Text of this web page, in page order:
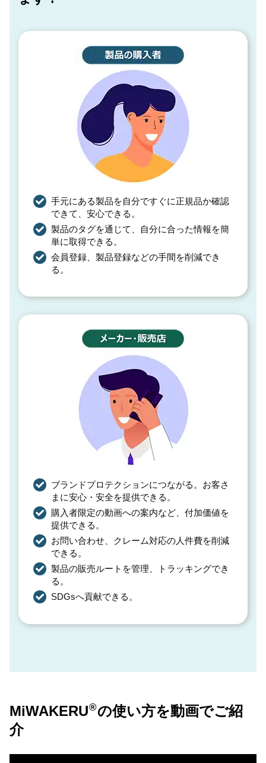
手元にある製品を自分ですぐに正規品か確認
できて、安心できる。
製品のタグを通じて、自分に合った情報を簡
単に取得できる。
会員登録、製品登録などの手間を削減でき
る。
ブランドプロテクションにつながる。お客さ
まに安心・安全を提供できる。
購入者限定の動画への案内など、付加価値を
提供できる。
お問い合わせ、クレーム対応の人件費を削減
できる。
製品の販売ルートを管理、トラッキングでき
る。
SDGsへ貢献できる。
MiWAKERU®の使い方を動画でご紹
介